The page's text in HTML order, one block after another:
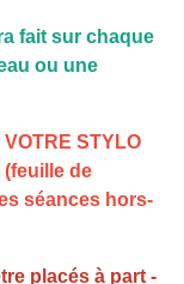
fait sur chaque
ou une
STYLO
(feuille de
séances hors-
placés à part -